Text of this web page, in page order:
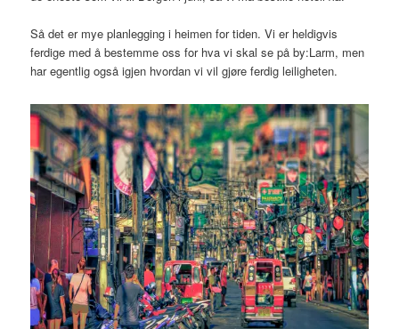
Så det er mye planlegging i heimen for tiden. Vi er heldigvis
ferdige med å bestemme oss for hva vi skal se på by:Larm, men
har egentlig også igjen hvordan vi vil gjøre ferdig leiligheten.